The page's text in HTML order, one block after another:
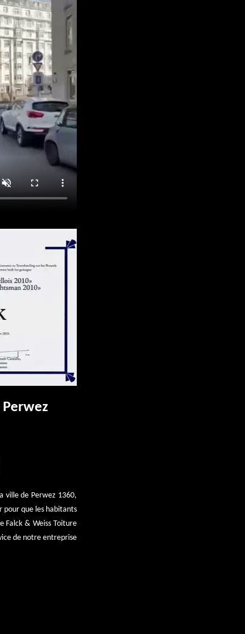
ville de Perwez 1360,
pour que les habitants
& Weiss Toiture
de notre entreprise